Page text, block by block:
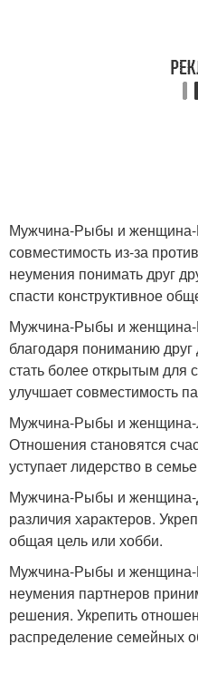
Мужчина-Рыбы и женщина-
совместимость из-за
неумения понимать друг
спасти конструктивное
Мужчина-Рыбы и женщина-
благодаря пониманию
стать более открытым для
улучшает совместимость
Мужчина-Рыбы и
Отношения становятся
уступает лидерство в
Мужчина-Рыбы и женщина-
различия характеров.
общая цель или хобби.
Мужчина-Рыбы и женщина-
неумения партнеров
решения. Укрепить
распределение семейных